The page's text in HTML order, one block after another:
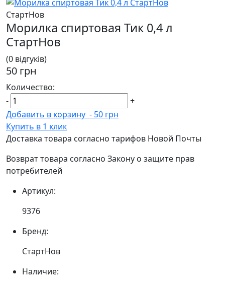
СтартНов
Морилка спиртовая Тик 0,4 л
СтартНов
(0 відгуків)
50 грн
Количество:
-
+
Добавить в корзину - 50 грн
Купить в 1 клик
Доставка товара согласно тарифов Новой Почты
Возврат товара согласно Закону о защите прав
потребителей
Артикул:
9376
Бренд:
СтартНов
Наличие: